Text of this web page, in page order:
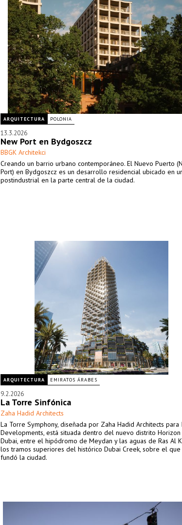
ARQUITECTURA POLONIA
13.3.2026
New Port en Bydgoszcz
BBGK Architekci
Creando un barrio urbano contemporáneo. El Nuevo Puerto
Port) en Bydgoszcz es un desarrollo residencial ubicado en
postindustrial en la parte central de la ciudad.
ARQUITECTURA EMIRATOS ÁRABES
9.2.2026
La Torre Sinfónica
Zaha Hadid Architects
La Torre Symphony, diseñada por Zaha Hadid Architects para
Developments, está situada dentro del nuevo distrito
Dubai, entre el hipódromo de Meydan y las aguas de Ras Al
los tramos superiores del histórico Dubai Creek, sobre el que
fundó la ciudad.